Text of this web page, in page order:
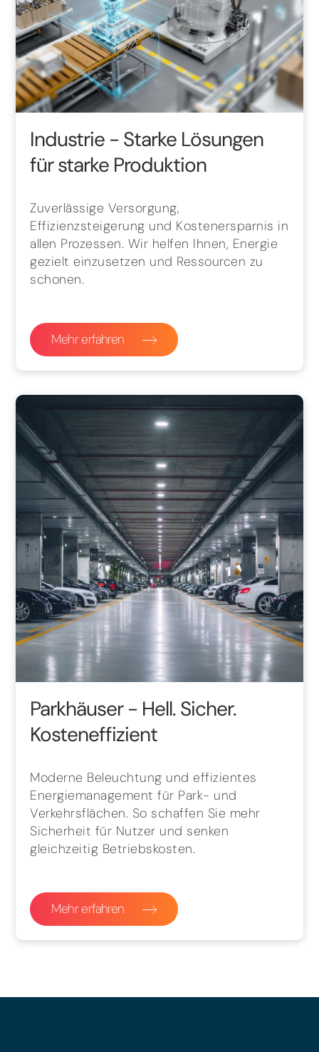
Industrie - Starke Lösungen
für starke Produktion
Zuverlässige Versorgung,
Effizienzsteigerung und Kostenersparnis in
allen Prozessen. Wir helfen Ihnen, Energie
gezielt einzusetzen und Ressourcen zu
schonen.
Mehr erfahren
Parkhäuser- Hell. Sicher.
Kosteneffizient
Moderne Beleuchtung und effizientes
Energiemanagement für Park- und
Verkehrsflächen. So schaffen Sie mehr
Sicherheit für Nutzer und senken
gleichzeitig Betriebskosten.
Mehr erfahren